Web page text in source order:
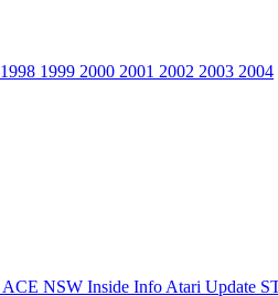
1998 1999 2000 2001 2002 2003 2004
ACE NSW Inside Info Atari Update